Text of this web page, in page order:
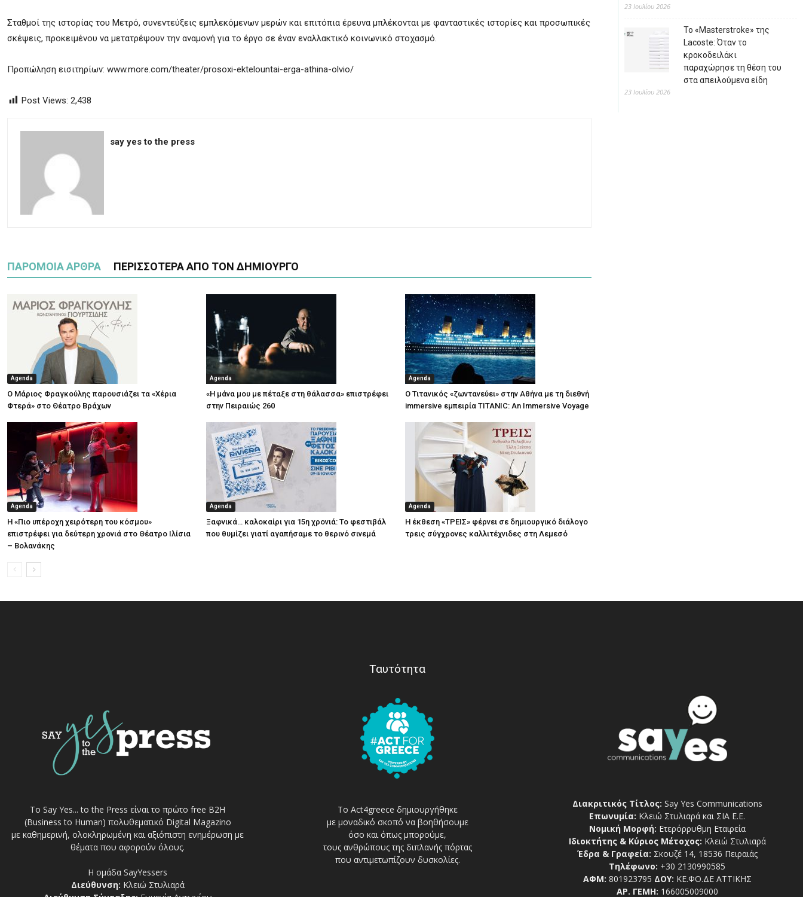
Σταθμοί της ιστορίας του Μετρό, συνεντεύξεις εμπλεκόμενων μερών και επιτόπια έρευνα μπλέκονται με φανταστικές ιστορίες και προσωπικές
σκέψεις, προκειμένου να μετατρέψουν την αναμονή για το έργο σε έναν εναλλακτικό κοινωνικό στοχασμό.
Προπώληση εισιτηρίων: www.more.com/theater/prosoxi-ektelountai-erga-athina-olvio/
Post Views: 2,438
say yes to the press
ΠΑΡΟΜΟΙΑ ΑΡΘΡΑ ΠΕΡΙΣΣΟΤΕΡΑ ΑΠΟ ΤΟΝ ΔΗΜΙΟΥΡΓΟ
Agenda
Ο Μάριος Φραγκούλης παρουσιάζει τα «Χέρια
Φτερά» στο Θέατρο Βράχων
Agenda
«Η μάνα μου με πέταξε στη θάλασσα» επιστρέφει
στην Πειραιώς 260
Agenda
Ο Τιτανικός «ζωντανεύει» στην Αθήνα με τη διεθνή
immersive εμπειρία TITANIC: An Immersive Voyage
Agenda
Η «Πιο υπέροχη χειρότερη του κόσμου»
επιστρέφει για δεύτερη χρονιά στο Θέατρο Ιλίσια
– Βολανάκης
Agenda
Ξαφνικά… καλοκαίρι για 15η χρονιά: Το φεστιβάλ
που θυμίζει γιατί αγαπήσαμε το θερινό σινεμά
Agenda
Η έκθεση «ΤΡΕΙΣ» φέρνει σε δημιουργικό διάλογο
τρεις σύγχρονες καλλιτέχνιδες στη Λεμεσό
23 Ιουλίου 2026
Το «Masterstroke» της
Lacoste: Όταν το
κροκοδειλάκι
παραχώρησε τη θέση του
στα απειλούμενα είδη
23 Ιουλίου 2026
Το Say Yes... to the Press είναι το πρώτο free Β2Η
(Business to Human) πολυθεματικό Digital Magazino
με καθημερινή, ολοκληρωμένη και αξιόπιστη ενημέρωση με
θέματα που αφορούν όλους.
Η ομάδα SayYessers
Διεύθυνση: Κλειώ Στυλιαρά
Ταυτότητα
Το Act4greece δημιουργήθηκε
με μοναδικό σκοπό να βοηθήσουμε
όσο και όπως μπορούμε,
τους ανθρώπους της διπλανής πόρτας
που αντιμετωπίζουν δυσκολίες.
Διακριτικός Τίτλος: Say Yes Communications
Επωνυμία: Κλειώ Στυλιαρά και ΣΙΑ Ε.Ε.
Νομική Μορφή: Ετερόρρυθμη Εταιρεία
Ιδιοκτήτης & Κύριος Μέτοχος: Κλειώ Στυλιαρά
Έδρα & Γραφεία: Σκουζέ 14, 18536 Πειραιάς
Τηλέφωνο: +30 2130990585
ΑΦΜ: 801923795 ΔΟΥ: ΚΕ.ΦΟ.ΔΕ ΑΤΤΙΚΗΣ
ΑΡ. ΓΕΜΗ: 166005009000